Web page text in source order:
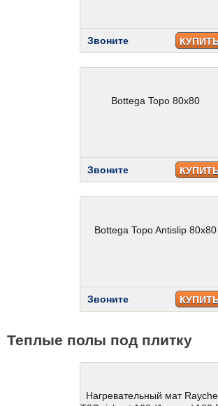
Звоните
Bottega Topo 80x80
Звоните
Bottega Topo Antislip 80x80
Звоните
Теплые полы под плитку
Нагревательный мат